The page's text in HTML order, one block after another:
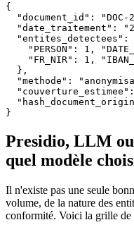
{
"document_id": "DOC-
"date_traitement":
"entites_detectees":
"PERSON": 1,
"FR_NIR": 1,
  },
"methode":
}
Presidio, LLM
quel modèle
Il n'existe pas une seule
volume, de la nature des
conformité. Voici la grille de